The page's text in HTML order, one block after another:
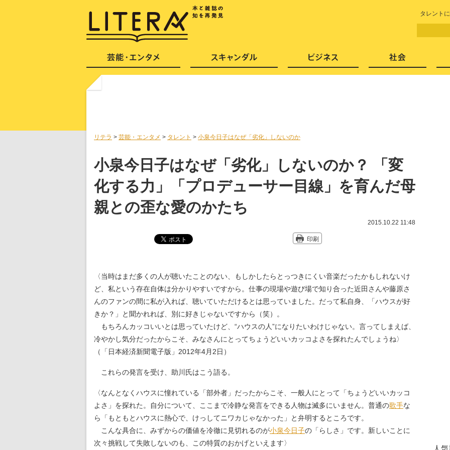
タレント
リテラ > 芸能・エンタメ > タレント > 小泉今日子はなぜ「劣化」しないのか
小泉今日子はなぜ「劣化」しないのか？ 「変
化する力」「プロデューサー目線」を育んだ母
親との歪な愛のかたち
2015.10.22 11:48
印刷
〈当時はまだ多くの人が聴いたことのない、もしかしたらとっつきにくい音楽だったかもしれないけ
ど、私という存在自体は分かりやすいですから。仕事の現場や遊び場で知り合った近田さんや藤原さ
んのファンの間に私が入れば、聴いていただけるとは思っていました。だって私自身、「ハウスが好
きか？」と聞かれれば、別に好きじゃないですから（笑）。
もちろんカッコいいとは思っていたけど、“ハウスの人”になりたいわけじゃない。言ってしまえば、
冷やかし気分だったからこそ、みなさんにとってちょうどいいカッコよさを探れたんでしょうね〉
（「日本経済新聞電子版」2012年4月2日）
これらの発言を受け、助川氏はこう語る。
〈なんとなくハウスに憧れている「部外者」だったからこそ、一般人にとって「ちょうどいいカッコ
よさ」を探れた。自分について、ここまで冷静な発言をできる人物は滅多にいません。普通の歌手な
ら「もともとハウスに熱心で、けっしてニワカじゃなかった」と弁明するところです。
こんな具合に、みずからの価値を冷徹に見切れるのが小泉今日子の「らしさ」です。新しいことに
次々挑戦して失敗しないのも、この特質のおかげといえます〉
芸能・エンタメ スキャンダル